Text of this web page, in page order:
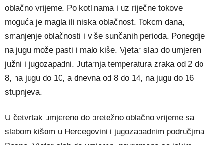
oblačno vrijeme. Po kotlinama i uz riječne tokove
moguća je magla ili niska oblačnost. Tokom dana,
smanjenje oblačnosti i više sunčanih perioda. Ponegdje
na jugu može pasti i malo kiše. Vjetar slab do umjeren
južni i jugozapadni. Jutarnja temperatura zraka od 2 do
8, na jugu do 10, a dnevna od 8 do 14, na jugu do 16
stupnjeva.
U četvrtak umjereno do pretežno oblačno vrijeme sa
slabom kišom u Hercegovini i jugozapadnim područjma